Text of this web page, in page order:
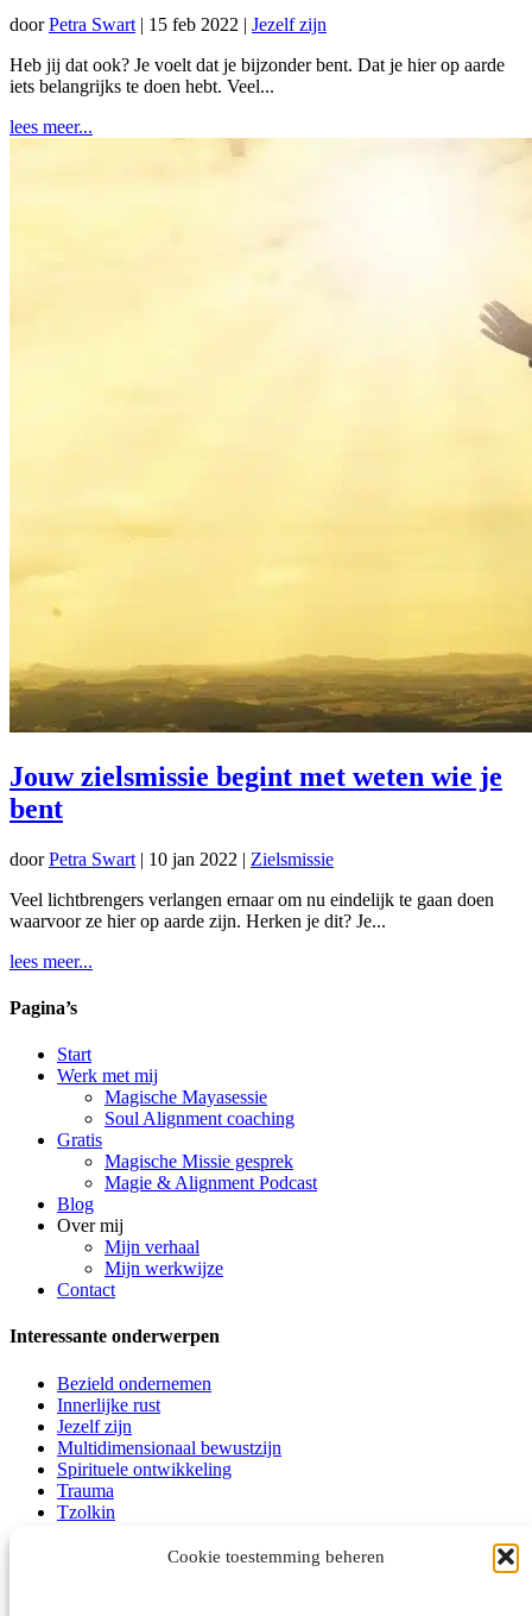
Cookie toestemming beheren
doorPetra Swart | 15 feb 2022 | Jezelf zijn
Heb jij dat ook? Je voelt dat je bijzonder bent. Dat je hier op aarde
iets belangrijks te doen hebt. Veel...
lees meer...
Jouw zielsmissie begint met weten wie je
bent
doorPetra Swart | 10 jan 2022 | Zielsmissie
Veel lichtbrengers verlangen ernaar om nu eindelijk te gaan doen
waarvoor ze hier op aarde zijn. Herken je dit? Je...
lees meer...
Pagina’s
Start
Werk met mij
Magische Mayasessie
Soul Alignment coaching
Gratis
Magische Missie gesprek
Magie & Alignment Podcast
Blog
Over mij
Mijn verhaal
Mijn werkwijze
Contact
Interessante onderwerpen
Bezield ondernemen
Innerlijke rust
Jezelf zijn
Multidimensionaal bewustzijn
Spirituele ontwikkeling
Trauma
Tzolkin